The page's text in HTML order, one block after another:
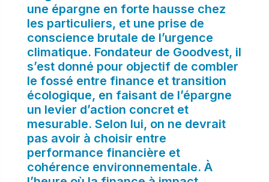
une épargne en forte hausse chez
les particuliers, et une prise de
conscience brutale de l’urgence
climatique. Fondateur de Goodvest, il
s’est donné pour objectif de combler
le fossé entre finance et transition
écologique, en faisant de l’épargne
un levier d’action concret et
mesurable. Selon lui, on ne devrait
pas avoir à choisir entre
performance financière et
cohérence environnementale. À